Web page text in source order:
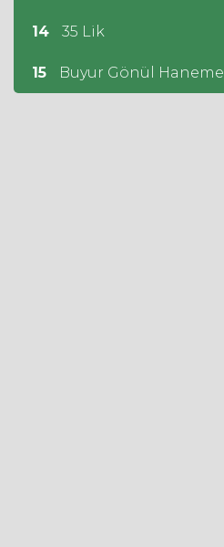
14 35 Lik
15 Buyur Gönül Haneme